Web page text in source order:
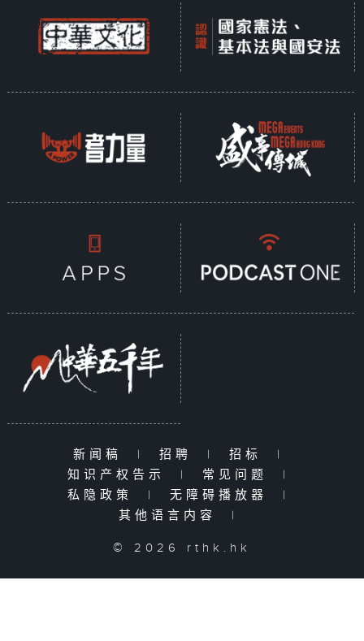
新闻稿 | 招聘 | 招标
|
知识产权告示
| 常见问题
|
私隐政策
| 无障碍播放器
|
其他语言内容
|
© 2026 rthk.hk